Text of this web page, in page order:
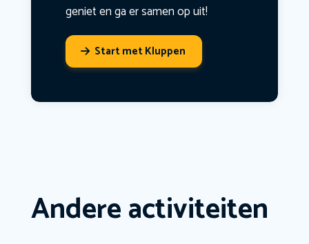
geniet en ga er samen op uit!
Start met Kluppen
Andere activiteiten